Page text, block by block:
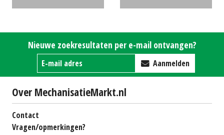
(ZND) #26114
€2450
Nieuwe zoekresultaten per e-mail ontvangen?
Aanmelden
Over MechanisatieMarkt.nl
Contact
Vragen/opmerkingen?